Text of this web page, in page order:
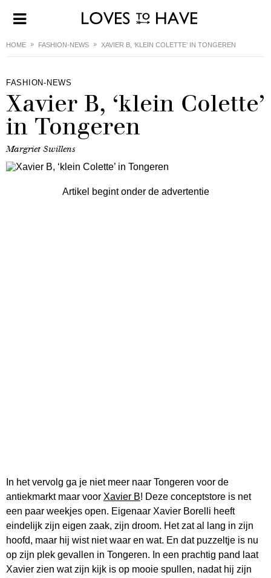
HOME FASHION-NEWS XAVIER B, ‘KLEIN COLETTE’ IN TONGEREN
FASHION-NEWS
Xavier B, ‘klein Colette’
in Tongeren
Margriet Swillens
Artikel begint onder de advertentie
In het vervolg ga je niet meer naar Tongeren voor de
antiekmarkt maar voor Xavier B! Deze conceptstore is net
een paar weekjes open. Eigenaar Xavier Borelli heeft
eindelijk zijn eigen zaak, zijn droom. Het zat al lang in zijn
hoofd, maar hij wist niet waar en wat. En dat puzzeltje is nu
op zijn plek gevallen in Tongeren. In een prachtig pand laat
Xavier zien wat zijn kijk is op mooie spullen, nadat hij zijn